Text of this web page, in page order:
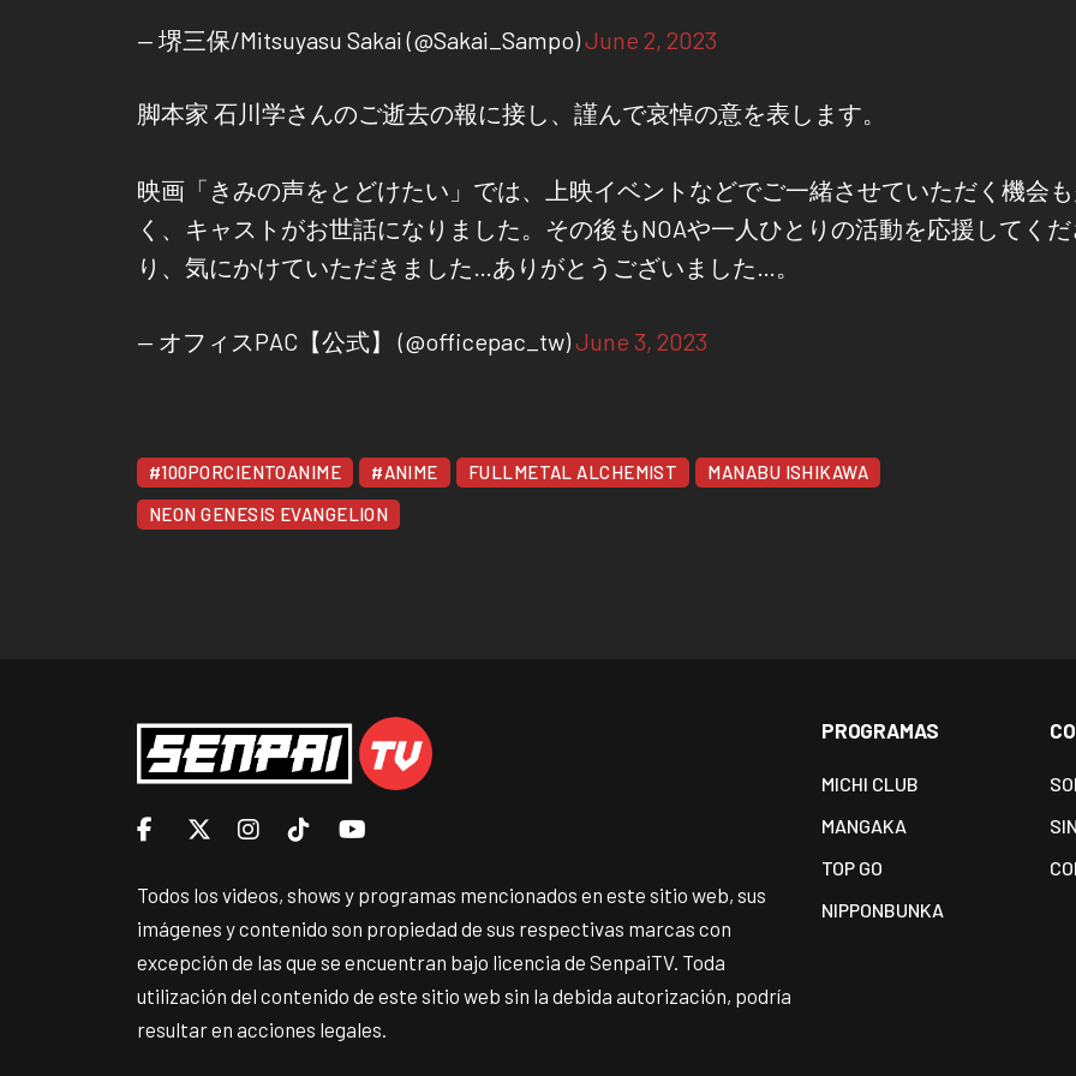
— 堺三保/Mitsuyasu Sakai (@Sakai_Sampo)June 2, 2023
脚本家 石川学さんのご逝去の報に接し、謹んで哀悼の意を表します。
映画「きみの声をとどけたい」では、上映イベントなどでご一緒させていただく機会
く、キャストがお世話になりました。その後もNOAや一人ひとりの活動を応援してく
り、気にかけていただきました…ありがとうございました…。
— オフィスPAC【公式】 (@officepac_tw)June 3, 2023
#100PORCIENTOANIME #ANIME FULLMETAL ALCHEMIST
MANABU ISHIKAWA
NEON GENESIS EVANGELION
Todos los videos, shows y programas mencionados en este sitio web, sus
imágenes y contenido son propiedad de sus respectivas marcas con
excepción de las que se encuentran bajo licencia de SenpaiTV. Toda
utilización del contenido de este sitio web sin la debida autorización, podría
resultar en acciones legales.
PROGRAMAS
MICHI CLUB
MANGAKA
TOP GO
NIPPONBUNKA